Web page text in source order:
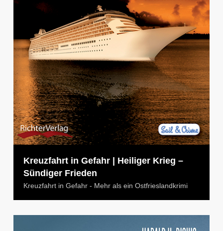
Kreuzfahrt in Gefahr | Heiliger Krieg –
Sündiger Frieden
Kreuzfahrt in Gefahr - Mehr als ein Ostfrieslandkrimi